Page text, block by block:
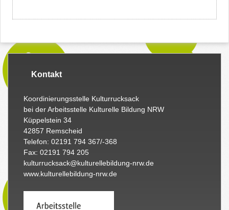
Kontakt
Koordinierungsstelle Kulturrucksack
bei der Arbeitsstelle Kulturelle Bildung NRW
Küppelstein 34
42857 Remscheid
Telefon: 02191 794 367/-368
Fax: 02191 794 205
kulturrucksack@kulturellebildung-nrw.de
www.kulturellebildung-nrw.de